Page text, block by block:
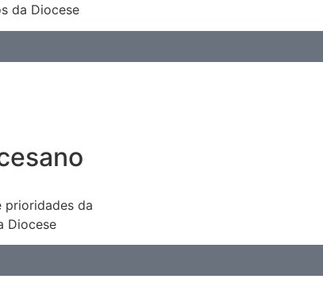
da Diocese
prioridades da
Diocese